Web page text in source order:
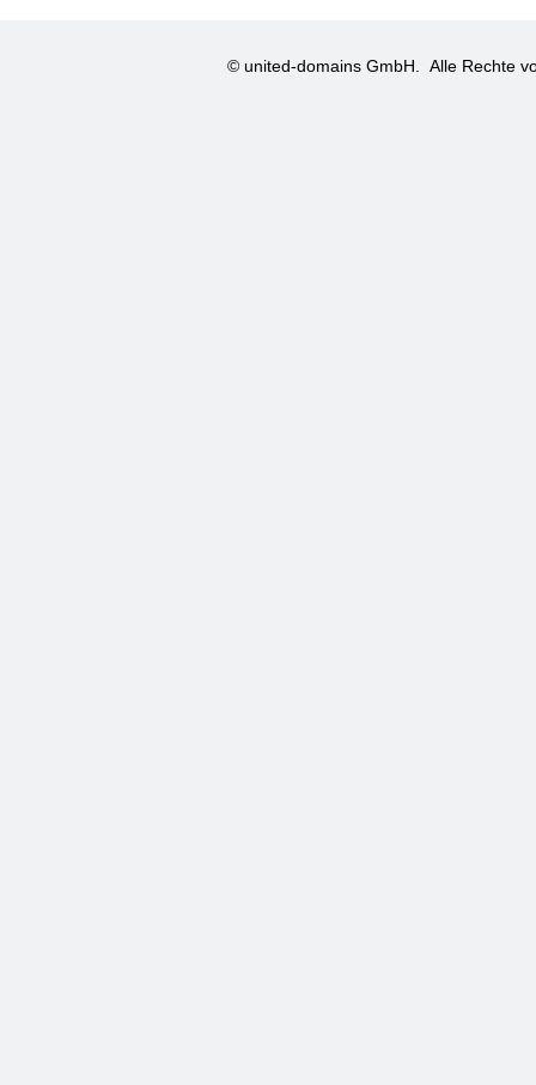
© united-domains GmbH. Alle Rechte